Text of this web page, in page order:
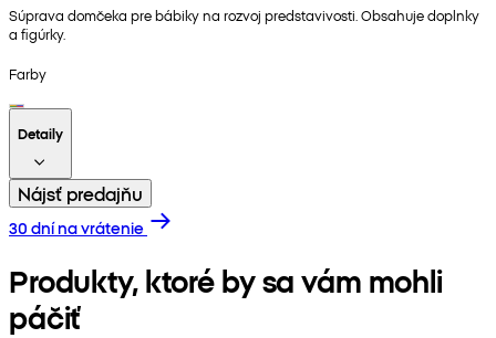
Súprava domčeka pre bábiky na rozvoj predstavivosti. Obsahuje doplnky
a figúrky.
Farby
Detaily
Nájsť predajňu
30 dní na vrátenie
Produkty, ktoré by sa vám mohli
páčiť